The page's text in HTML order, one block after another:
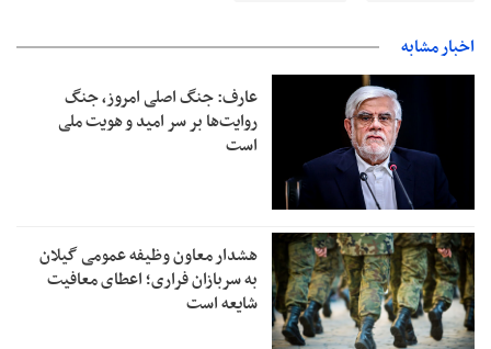
اخبار مشابه
عارف: جنگ اصلی امروز، جنگ
روایت‌ها بر سر امید و هویت ملی
است
هشدار معاون وظیفه عمومی گیلان
به سربازان فراری؛ اعطای معافیت
شایعه است